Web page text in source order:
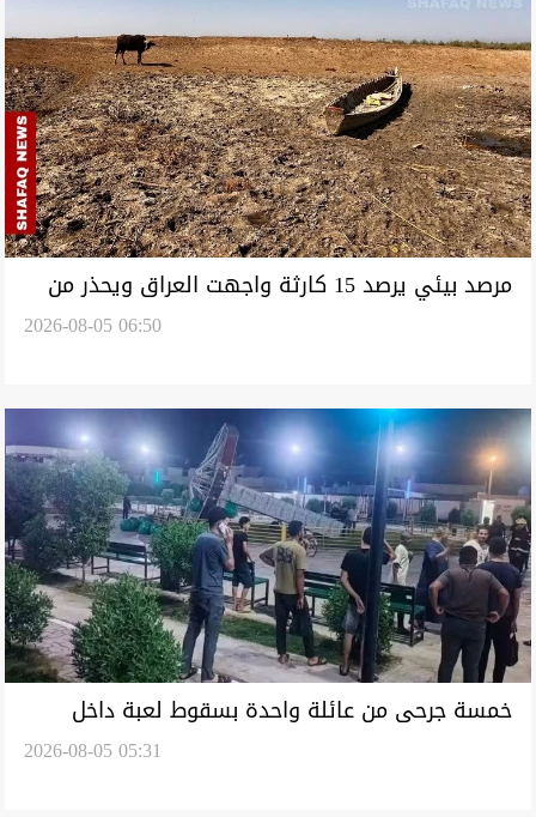
مرصد بيئي يرصد 15 كارثة واجهت العراق ويحذر من
2026-08-05 06:50
خمسة جرحى من عائلة واحدة بسقوط لعبة داخل
2026-08-05 05:31